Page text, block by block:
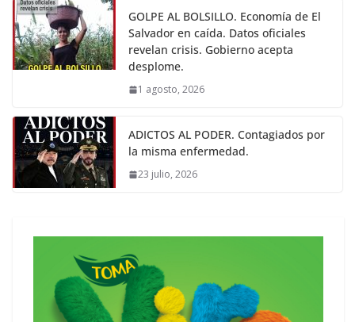
GOLPE AL BOLSILLO. Economía de El
Salvador en caída. Datos oficiales
revelan crisis. Gobierno acepta
desplome.
1 agosto, 2026
ADICTOS AL PODER. Contagiados por
la misma enfermedad.
23 julio, 2026